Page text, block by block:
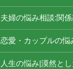
夫婦の悩み相談:関
恋愛・カップルの悩
人生の悩み|漠然と